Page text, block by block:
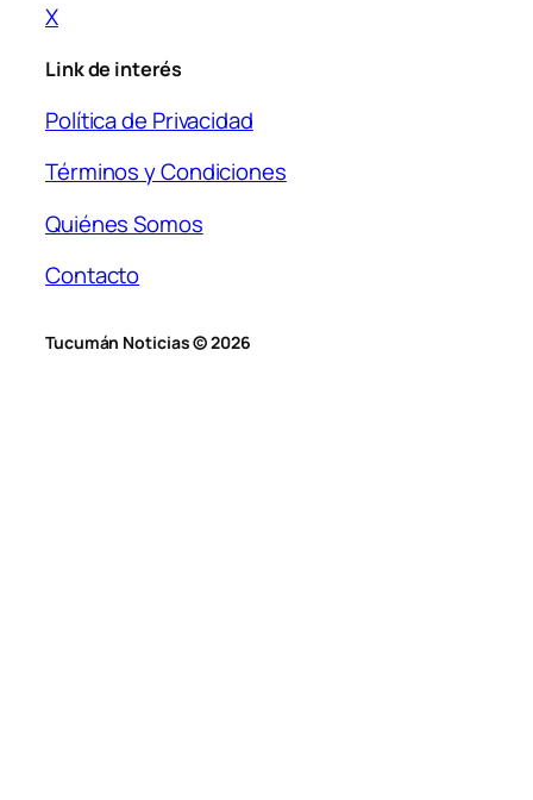
X
Link de interés
Política de Privacidad
Términos y Condiciones
Quiénes Somos
Contacto
Tucumán Noticias © 2026